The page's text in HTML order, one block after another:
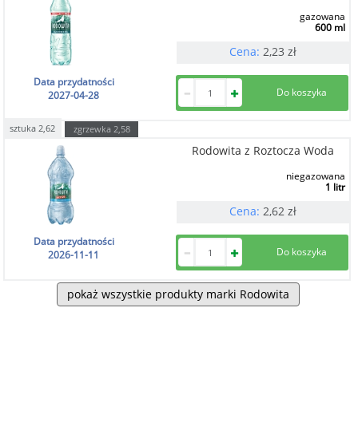
gazowana
600 ml
Cena: 2,23 zł
Data przydatności
2027-04-28
sztuka 2,62 zgrzewka 2,58
Rodowita z Roztocza Woda
niegazowana
1 litr
Cena: 2,62 zł
Data przydatności
2026-11-11
pokaż wszystkie produkty marki Rodowita